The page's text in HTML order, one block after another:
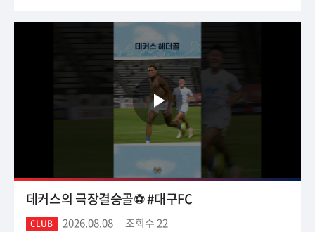
데커스의 극장결승골⚽️ #대구FC
CLUB 2026.08.08 조회수 22